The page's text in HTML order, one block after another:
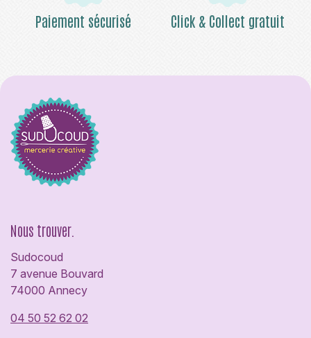
Paiement sécurisé Click & Collect gratuit
Nous trouver.
Sudocoud
7 avenue Bouvard
74000 Annecy
04 50 52 62 02